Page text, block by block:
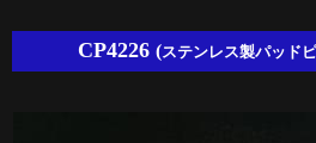
CP4226 (ステンレス製パッド